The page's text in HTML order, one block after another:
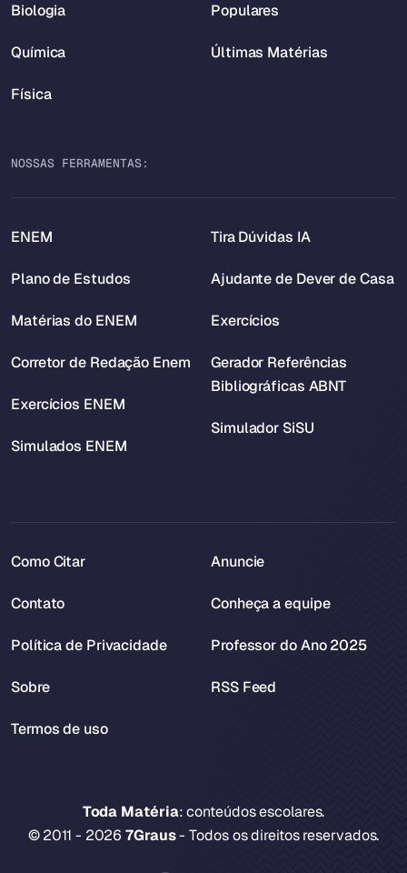
Biologia
Química
Física
Populares
Últimas Matérias
NOSSAS FERRAMENTAS:
ENEM
Plano de Estudos
Matérias do ENEM
Corretor de Redação Enem
Exercícios ENEM
Simulados ENEM
Tira Dúvidas IA
Ajudante de Dever de Casa
Exercícios
Gerador Referências
Bibliográficas ABNT
Simulador SiSU
Toda Matéria: conteúdos escolares.
© 2011 - 20267Graus- Todos os direitos reservados.
Como Citar
Contato
Política de Privacidade
Sobre
Termos de uso
Anuncie
Conheça a equipe
Professor do Ano 2025
RSS Feed